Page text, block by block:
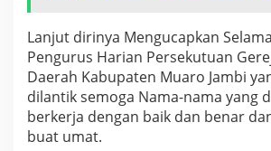
Lanjut dirinya Mengucapkan
Pengurus Harian Persekutuan
Daerah Kabupaten Muaro Jambi
dilantik semoga Nama-nama yang
berkerja dengan baik dan benar
buat umat.